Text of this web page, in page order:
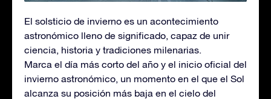
El solsticio de invierno es un acontecimiento
astronómico lleno de significado, capaz de unir
ciencia, historia y tradiciones milenarias.
Marca el día más corto del año y el inicio oficial del
invierno astronómico, un momento en el que el Sol
alcanza su posición más baja en el cielo del